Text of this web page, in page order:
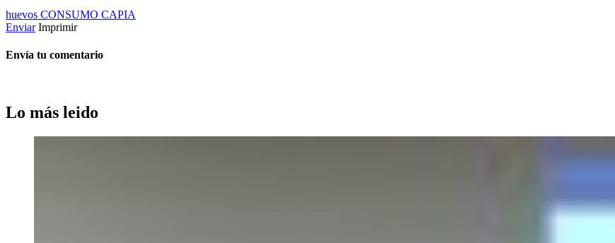
huevos CONSUMO CAPIA
Enviar Imprimir
Envía tu comentario
Lo más leido